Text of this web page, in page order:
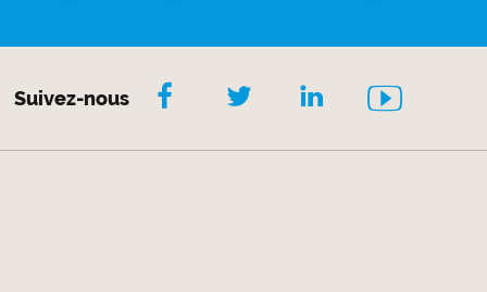
Suivez-nous